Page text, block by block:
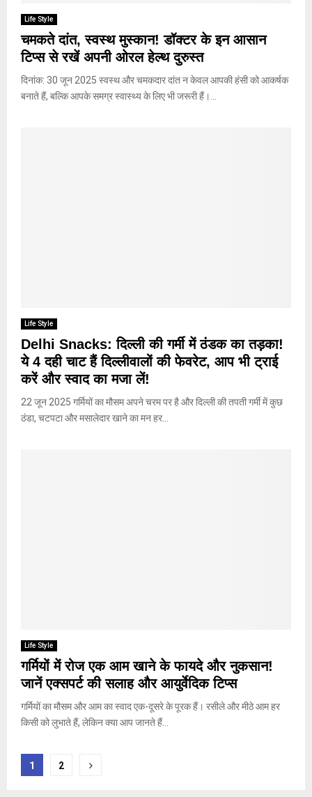
Life Style
चमकते दांत, स्वस्थ मुस्कान! डॉक्टर के इन आसान
टिप्स से रखें अपनी ओरल हेल्थ दुरुस्त
दिनांक: 30 जून 2025 स्वस्थ और चमकदार दांत न केवल आपकी हंसी को आकर्षक
बनाते हैं, बल्कि आपके समग्र स्वास्थ्य के लिए भी जरूरी हैं।...
Life Style
Delhi Snacks: दिल्ली की गर्मी में ठंडक का तड़का!
ये 4 दही चाट हैं दिल्लीवालों की फेवरेट, आप भी ट्राई
करें और स्वाद का मजा लें!
22 जून 2025 गर्मियों का मौसम अपने चरम पर है और दिल्ली की तपती गर्मी में कुछ
ठंडा, चटपटा और मसालेदार खाने का मन हर...
Life Style
गर्मियों में रोज एक आम खाने के फायदे और नुकसान!
जानें एक्सपर्ट की सलाह और आयुर्वेदिक टिप्स
गर्मियों का मौसम और आम का स्वाद एक-दूसरे के पूरक हैं। रसीले और मीठे आम हर
किसी को लुभाते हैं, लेकिन क्या आप जानते हैं...
Posts
1 2